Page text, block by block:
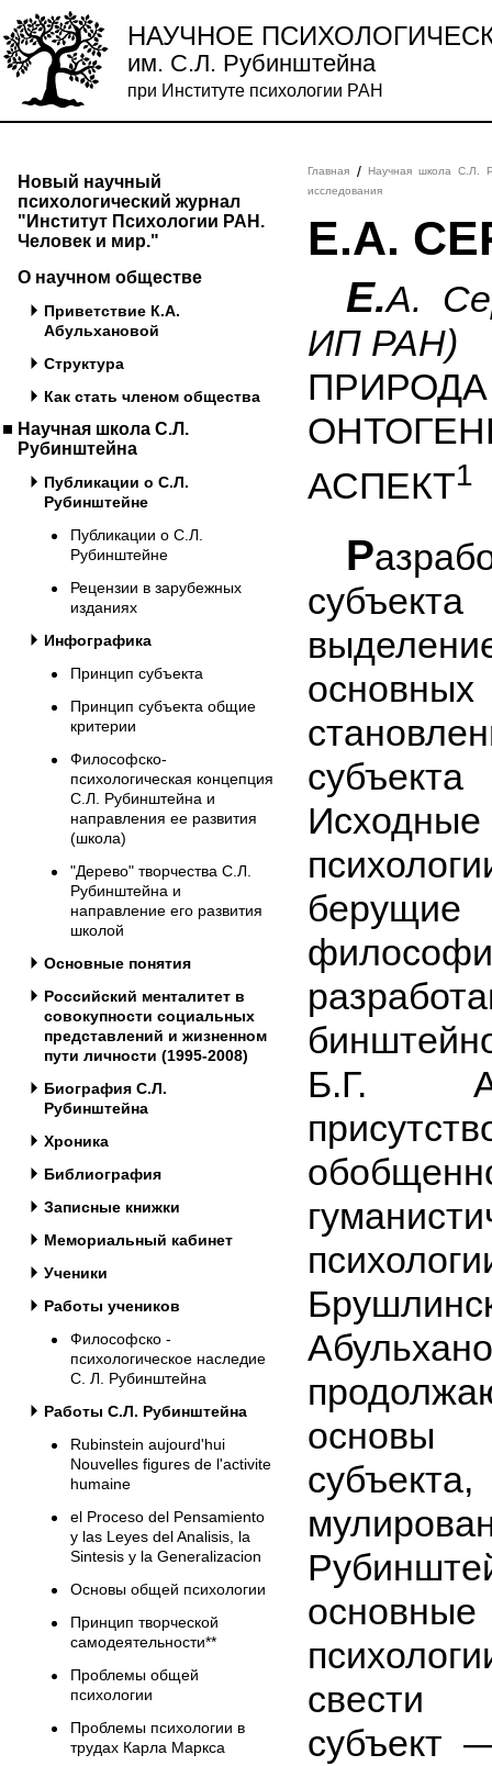
НАУЧНОЕ
им. С.Л. Рубинштейна
при Институте психологии РАН
Новый научный
психологический журнал
"Институт Психологии РАН.
Человек и мир."
О научном обществе
Приветствие К.А.
Абульхановой
Структура
Как стать членом общества
Научная школа С.Л.
Рубинштейна
Публикации о С.Л.
Рубинштейне
Публикации о С.Л.
Рубинштейне
Рецензии в зарубежных
изданиях
Инфографика
Принцип субъекта
Принцип субъекта общие
критерии
Философско-
психологическая концепция
С.Л. Рубинштейна и
направления ее развития
(школа)
"Дерево" творчества С.Л.
Рубинштейна и
направление его развития
школой
Основные понятия
Российский менталитет в
совокупности социальных
представлений и жизненном
пути личности (1995-2008)
Биография С.Л.
Рубинштейна
Хроника
Библиография
Записные книжки
Мемориальный кабинет
Ученики
Работы учеников
Философско -
психологическое наследие
С. Л. Рубинштейна
Работы С.Л. Рубинштейна
Rubinstein aujourd'hui
Nouvelles figures de l'activite
humaine
el Proceso del Pensamiento
y las Leyes del Analisis, la
Sintesis y la Generalizacion
Основы общей психологии
Принцип творческой
самодеятельности**
Проблемы общей
психологии
Проблемы психологии в
трудах Карла Маркса
Главная /
Научная школа С.Л.
исследования
Е.А.
Е.А.
ИП РАН)
АСПЕКТ1
Р
Б.Г.
свести
субъект